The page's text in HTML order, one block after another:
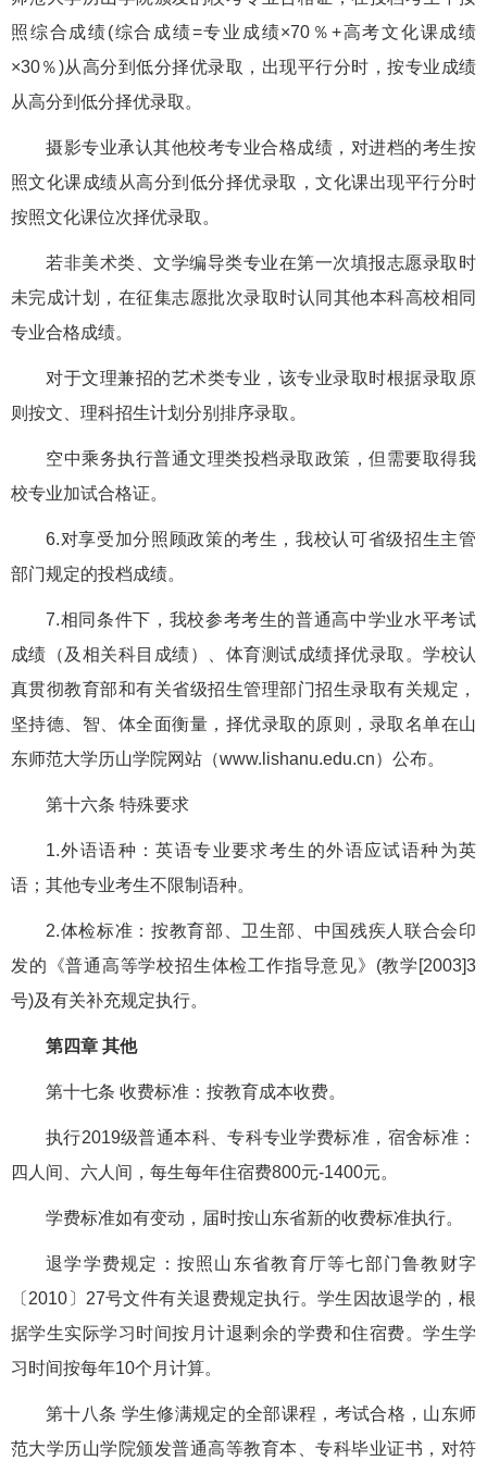
照综合成绩(综合成绩=专业成绩×70％+高考文化课成绩
×30％)从高分到低分择优录取，出现平行分时，按专业成绩
从高分到低分择优录取。
摄影专业承认其他校考专业合格成绩，对进档的考生按
照文化课成绩从高分到低分择优录取，文化课出现平行分时
按照文化课位次择优录取。
若非美术类、文学编导类专业在第一次填报志愿录取时
未完成计划，在征集志愿批次录取时认同其他本科高校相同
专业合格成绩。
对于文理兼招的艺术类专业，该专业录取时根据录取原
则按文、理科招生计划分别排序录取。
空中乘务执行普通文理类投档录取政策，但需要取得我
校专业加试合格证。
6.对享受加分照顾政策的考生，我校认可省级招生主管
部门规定的投档成绩。
7.相同条件下，我校参考考生的普通高中学业水平考试
成绩（及相关科目成绩）、体育测试成绩择优录取。学校认
真贯彻教育部和有关省级招生管理部门招生录取有关规定，
坚持德、智、体全面衡量，择优录取的原则，录取名单在山
东师范大学历山学院网站（www.lishanu.edu.cn）公布。
第十六条 特殊要求
1.外语语种：英语专业要求考生的外语应试语种为英
语；其他专业考生不限制语种。
2.体检标准：按教育部、卫生部、中国残疾人联合会印
发的《普通高等学校招生体检工作指导意见》(教学[2003]3
号)及有关补充规定执行。
第四章 其他
第十七条 收费标准：按教育成本收费。
执行2019级普通本科、专科专业学费标准，宿舍标准：
四人间、六人间，每生每年住宿费800元-1400元。
学费标准如有变动，届时按山东省新的收费标准执行。
退学学费规定：按照山东省教育厅等七部门鲁教财字
〔2010〕27号文件有关退费规定执行。学生因故退学的，根
据学生实际学习时间按月计退剩余的学费和住宿费。学生学
习时间按每年10个月计算。
第十八条 学生修满规定的全部课程，考试合格，山东师
范大学历山学院颁发普通高等教育本、专科毕业证书，对符